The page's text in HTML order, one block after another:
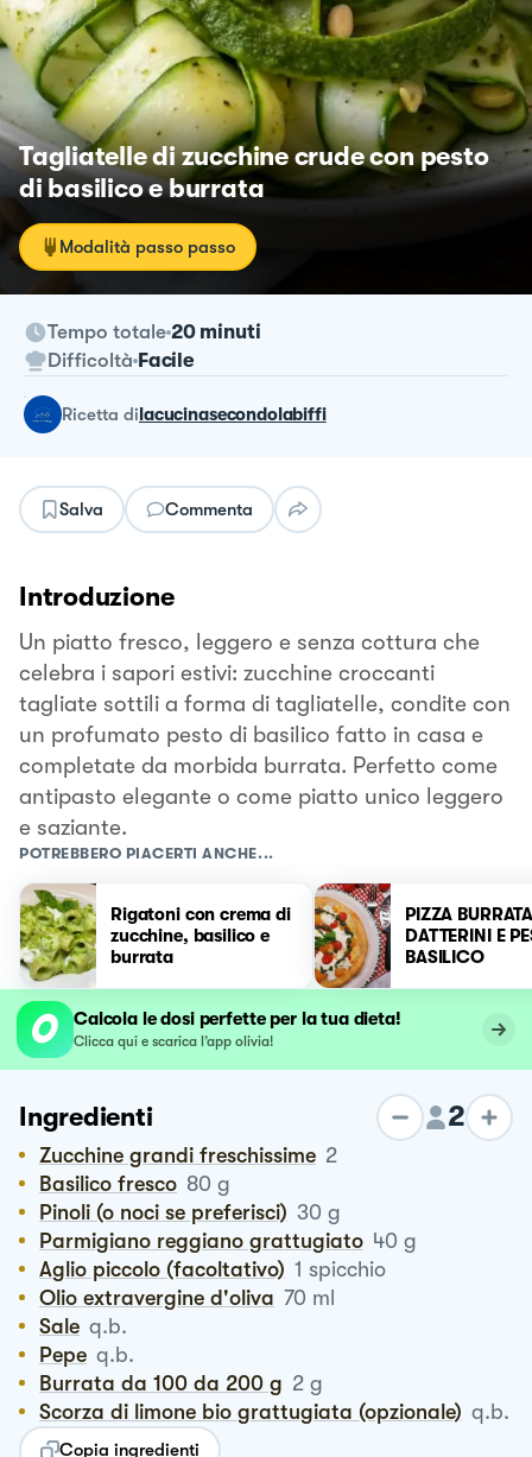
Tagliatelle di zucchine crude con pesto
di basilico e burrata
Modalità passo passo
Tempo totale 20 minuti
Difficoltà Facile
ricetta dilacucinasecondolabiffi
Salva Commenta
Introduzione
Un piatto fresco, leggero e senza cottura che
celebra i sapori estivi: zucchine croccanti
tagliate sottili a forma di tagliatelle, condite con
un profumato pesto di basilico fatto in casa e
completate da morbida burrata. Perfetto come
antipasto elegante o come piatto unico leggero
e saziante.
POTREBBERO PIACERTI ANCHE...
Rigatoni con crema di
zucchine, basilico e
burrata
PIZZA
DATTERINI E
BASILICO
Calcola le dosi perfette per la tua dieta!
Clicca qui e scarica l’app olivia!
Ingredienti 2
Zucchine grandi freschissime 2
Basilico fresco 80 g
Pinoli (o noci se preferisci) 30 g
Parmigiano reggiano grattugiato 40 g
Aglio piccolo (facoltativo) 1 spicchio
Olio extravergine d'oliva 70 ml
Sale q.b.
Pepe q.b.
Burrata da 100 da 200 g 2 g
Scorza di limone bio grattugiata (opzionale) q.b.
Copia ingredienti